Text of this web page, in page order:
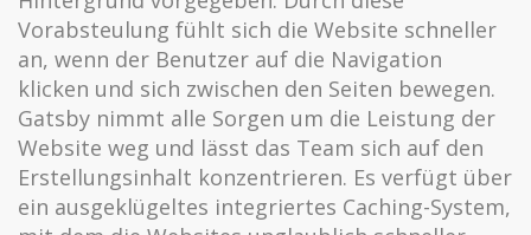
Vorabsteulung fühlt sich die Website schneller
an, wenn der Benutzer auf die Navigation
klicken und sich zwischen den Seiten bewegen.
Gatsby nimmt alle Sorgen um die Leistung der
Website weg und lässt das Team sich auf den
Erstellungsinhalt konzentrieren. Es verfügt über
ein ausgeklügeltes integriertes Caching-System,